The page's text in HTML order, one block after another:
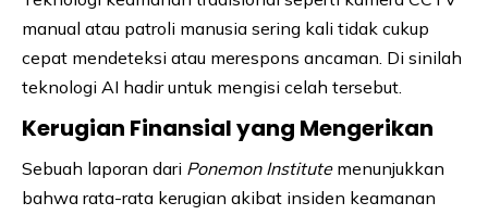
manual atau patroli manusia sering kali tidak cukup
cepat mendeteksi atau merespons ancaman. Di sinilah
teknologi AI hadir untuk mengisi celah tersebut.
Kerugian Finansial yang Mengerikan
Sebuah laporan dari Ponemon Institutemenunjukkan
bahwa rata-rata kerugian akibat insiden keamanan